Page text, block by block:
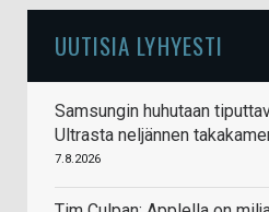
UUTISIA LYHYESTI
Samsungin huhutaan
Ultrasta neljännen
7.8.2026